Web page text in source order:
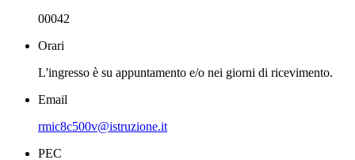
00042
Orari
L'ingresso è su appuntamento e/o nei giorni di ricevimento.
Email
rmic8c500v@istruzione.it
PEC